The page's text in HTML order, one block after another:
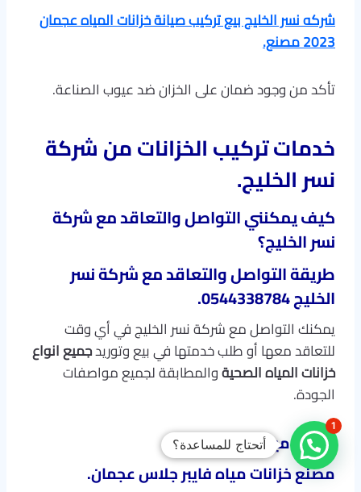
شركه نسر الخليج بيع تركيب صيانة خزانات المياه عجمان
2023 مصنع.
تأكد من وجود ضمان على الخزان ضد عيوب الصناعة.
خدمات تركيب الخزانات من شركة
نسر الخليج.
كيف يمكنني التواصل والتعاقد مع شركة
نسر الخليج؟
طريقة التواصل والتعاقد مع شركة نسر
الخليج 0544338784.
يمكنك التواصل مع شركة نسر الخليج في أي وقت
للتعاقد معها أو طلب خدمتها في بيع وتوريدجميع انواع
خزانات المياه الصحيةوالمطابقة لجميع مواصفات
الجودة.
خزانات مياه GRB.
مصنع خزانات مياه فايبر جلاس عجمان.
أتحتاج للمساعدة؟
1